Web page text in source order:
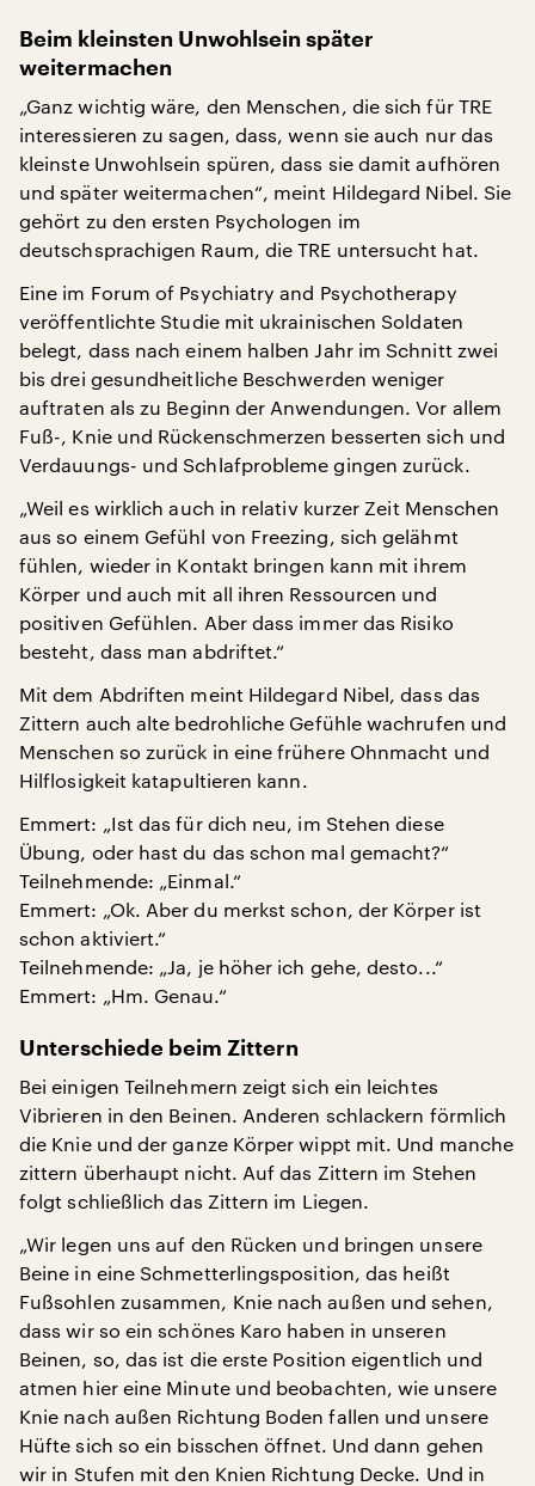
Beim kleinsten Unwohlsein später
weitermachen
„Ganz wichtig wäre, den Menschen, die sich für TRE
interessieren zu sagen, dass, wenn sie auch nur das
kleinste Unwohlsein spüren, dass sie damit aufhören
und später weitermachen“, meint Hildegard Nibel. Sie
gehört zu den ersten Psychologen im
deutschsprachigen Raum, die TRE untersucht hat.
Eine im Forum of Psychiatry and Psychotherapy
veröffentlichte Studie mit ukrainischen Soldaten
belegt, dass nach einem halben Jahr im Schnitt zwei
bis drei gesundheitliche Beschwerden weniger
auftraten als zu Beginn der Anwendungen. Vor allem
Fuß-, Knie und Rückenschmerzen besserten sich und
Verdauungs- und Schlafprobleme gingen zurück.
„Weil es wirklich auch in relativ kurzer Zeit Menschen
aus so einem Gefühl von Freezing, sich gelähmt
fühlen, wieder in Kontakt bringen kann mit ihrem
Körper und auch mit all ihren Ressourcen und
positiven Gefühlen. Aber dass immer das Risiko
besteht, dass man abdriftet.“
Mit dem Abdriften meint Hildegard Nibel, dass das
Zittern auch alte bedrohliche Gefühle wachrufen und
Menschen so zurück in eine frühere Ohnmacht und
Hilflosigkeit katapultieren kann.
Emmert: „Ist das für dich neu, im Stehen diese
Übung, oder hast du das schon mal gemacht?“
Teilnehmende: „Einmal.“
Emmert: „Ok. Aber du merkst schon, der Körper ist
schon aktiviert.“
Teilnehmende: „Ja, je höher ich gehe, desto...“
Emmert: „Hm. Genau.“
Unterschiede beim Zittern
Bei einigen Teilnehmern zeigt sich ein leichtes
Vibrieren in den Beinen. Anderen schlackern förmlich
die Knie und der ganze Körper wippt mit. Und manche
zittern überhaupt nicht. Auf das Zittern im Stehen
folgt schließlich das Zittern im Liegen.
„Wir legen uns auf den Rücken und bringen unsere
Beine in eine Schmetterlingsposition, das heißt
Fußsohlen zusammen, Knie nach außen und sehen,
dass wir so ein schönes Karo haben in unseren
Beinen, so, das ist die erste Position eigentlich und
atmen hier eine Minute und beobachten, wie unsere
Knie nach außen Richtung Boden fallen und unsere
Hüfte sich so ein bisschen öffnet. Und dann gehen
wir in Stufen mit den Knien Richtung Decke. Und in